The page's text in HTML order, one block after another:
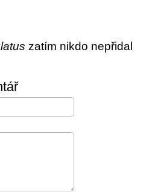
zatím nikdo nepřidal